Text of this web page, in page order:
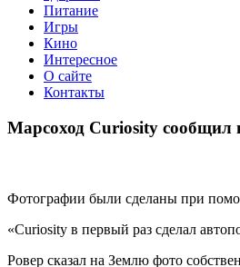
Питание
Игры
Кино
Интересное
О сайте
Контакты
Марсоход Curiosity сообщил
Фотографии были сделаны при
«Curiosity в первый раз сделал
Ровер сказал на Землю фото